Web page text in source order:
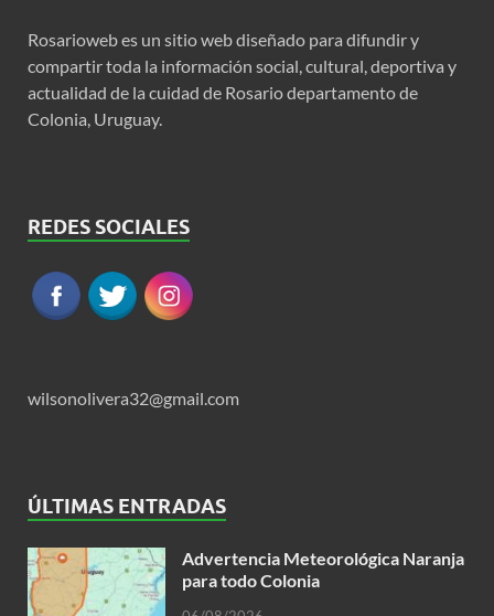
Rosarioweb es un sitio web diseñado para difundir y
compartir toda la información social, cultural, deportiva y
actualidad de la cuidad de Rosario departamento de
Colonia, Uruguay.
REDES SOCIALES
wilsonolivera32@gmail.com
ÚLTIMAS ENTRADAS
Advertencia Meteorológica Naranja
para todo Colonia